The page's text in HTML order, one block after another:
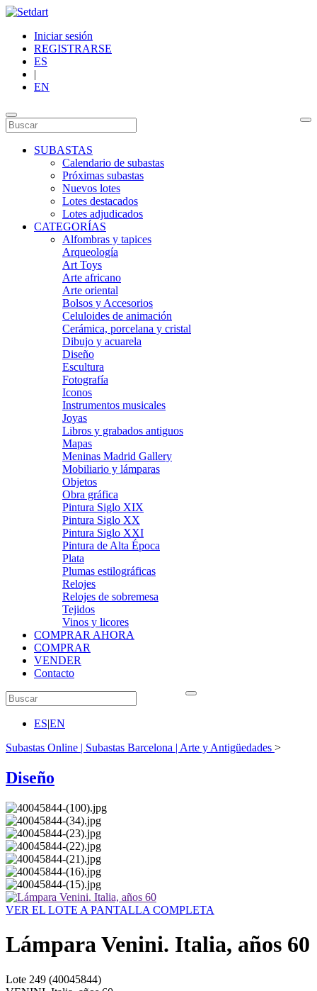
Iniciar sesión
REGISTRARSE
ES
|
EN
SUBASTAS
Calendario de subastas
Próximas subastas
Nuevos lotes
Lotes destacados
Lotes adjudicados
CATEGORÍAS
Alfombras y tapices
Arqueología
Art Toys
Arte africano
Arte oriental
Bolsos y Accesorios
Celuloides de animación
Cerámica, porcelana y cristal
Dibujo y acuarela
Diseño
Escultura
Fotografía
Iconos
Instrumentos musicales
Joyas
Libros y grabados antiguos
Mapas
Meninas Madrid Gallery
Mobiliario y lámparas
Objetos
Obra gráfica
Pintura Siglo XIX
Pintura Siglo XX
Pintura Siglo XXI
Pintura de Alta Época
Plata
Plumas estilográficas
Relojes
Relojes de sobremesa
Tejidos
Vinos y licores
COMPRAR AHORA
COMPRAR
VENDER
Contacto
ES|EN
Subastas Online | Subastas Barcelona | Arte y Antigüedades >
Diseño
VER EL LOTE A PANTALLA COMPLETA
Lámpara Venini. Italia, años 60
Lote 249 (40045844)